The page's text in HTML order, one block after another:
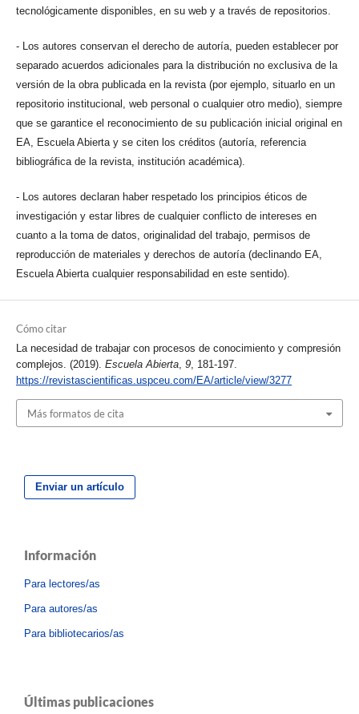
tecnológicamente disponibles, en su web y a través de repositorios.
- Los autores conservan el derecho de autoría, pueden establecer por
separado acuerdos adicionales para la distribución no exclusiva de la
versión de la obra publicada en la revista (por ejemplo, situarlo en un
repositorio institucional, web personal o cualquier otro medio), siempre
que se garantice el reconocimiento de su publicación inicial original en
EA, Escuela Abierta y se citen los créditos (autoría, referencia
bibliográfica de la revista, institución académica).
- Los autores declaran haber respetado los principios éticos de
investigación y estar libres de cualquier conflicto de intereses en
cuanto a la toma de datos, originalidad del trabajo, permisos de
reproducción de materiales y derechos de autoría (declinando EA,
Escuela Abierta cualquier responsabilidad en este sentido).
Cómo citar
La necesidad de trabajar con procesos de conocimiento y compresión
complejos. (2019). Escuela Abierta, 9, 181-197.
https://revistascientificas.uspceu.com/EA/article/view/3277
Más formatos de cita
Enviar un artículo
Información
Para lectores/as
Para autores/as
Para bibliotecarios/as
Últimas publicaciones